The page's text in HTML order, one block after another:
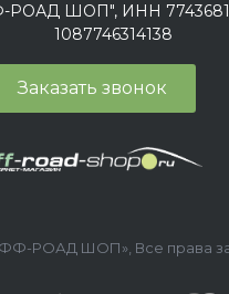
ШОП", ИНН
1087746314138
Заказать звонок
РОАД ШОП», Все права